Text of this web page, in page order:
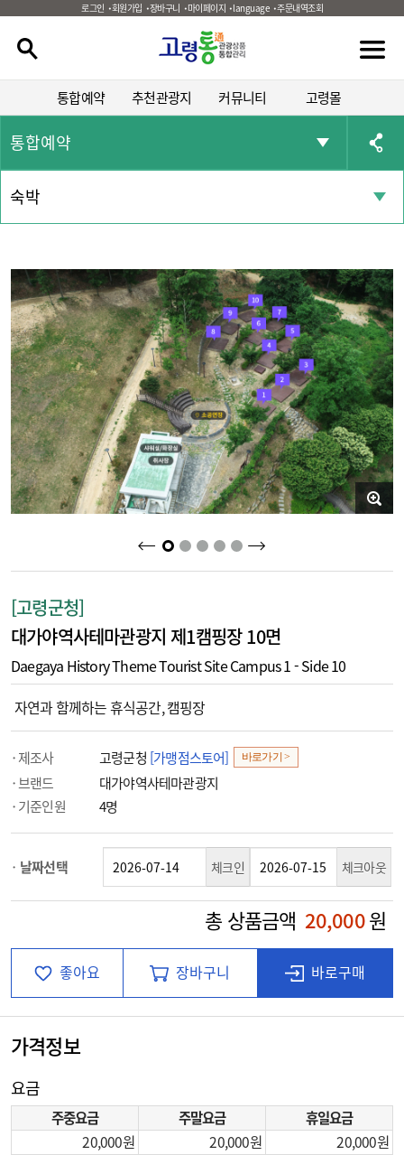
로그인 회원가입 장바구니 마이페이지 language 주문내역조회
통합예약 추천관광지 커뮤니티 고령몰
통합예약
숙박
2 3 4 5
[고령군청]
대가야역사테마관광지 제1캠핑장 10면
Daegaya History Theme Tourist Site Campus 1 - Side 10
자연과 함께하는 휴식공간, 캠핑장
제조사 고령군청 [가맹점스토어] 바로가기 >
브랜드
대가야역사테마관광지
기준인원
4명
날짜선택 체크인 체크아웃
총 상품금액 20,000원
좋아요 장바구니 바로구매
가격정보
요금
주중요금 주말요금
휴일요금
20,000
20,000 20,000